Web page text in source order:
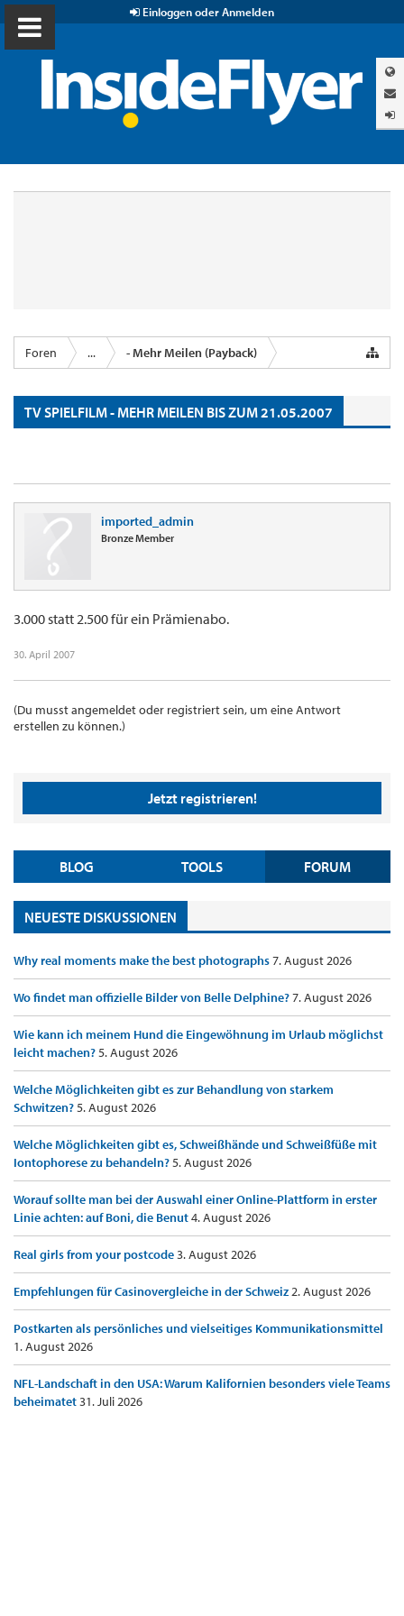
Einloggen oder Anmelden
Foren ... - Mehr Meilen (Payback)
TV SPIELFILM - MEHR MEILEN BIS ZUM 21.05.2007
imported_admin
Bronze Member
3.000 statt 2.500 für ein Prämienabo.
30. April 2007
(Du musst angemeldet oder registriert sein, um eine Antwort
erstellen zu können.)
Jetzt registrieren!
BLOG TOOLS FORUM
NEUESTE DISKUSSIONEN
Why real moments make the best photographs7. August 2026
Wo findet man offizielle Bilder von Belle Delphine?7. August 2026
Wie kann ich meinem Hund die Eingewöhnung im Urlaub möglichst
leicht machen?5. August 2026
Welche Möglichkeiten gibt es zur Behandlung von starkem
Schwitzen?5. August 2026
Welche Möglichkeiten gibt es, Schweißhände und Schweißfüße mit
Iontophorese zu behandeln?5. August 2026
Worauf sollte man bei der Auswahl einer Online-Plattform in erster
Linie achten: auf Boni, die Benut4. August 2026
Real girls from your postcode3. August 2026
Empfehlungen für Casinovergleiche in der Schweiz2. August 2026
Postkarten als persönliches und vielseitiges Kommunikationsmittel
1. August 2026
NFL-Landschaft in den USA: Warum Kalifornien besonders viele Teams
beheimatet31. Juli 2026